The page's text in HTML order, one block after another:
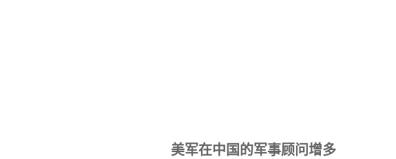
美军在中国的军事顾问增多